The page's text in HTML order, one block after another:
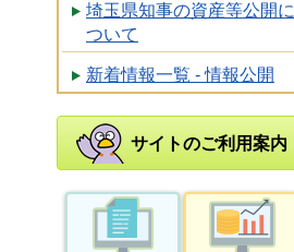
埼玉県知事の資産等公開に
ついて
新着情報一覧 - 情報公開
サイトのご利用案内